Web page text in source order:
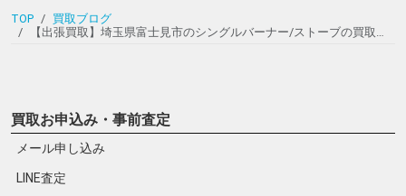
TOP
買取ブログ
【出張買取】埼玉県富士見市のシングルバーナー/ストーブの買取実績｜snow peakの「ギガパワーWGストーブ2001 リミテッドエディション（GS-010LE）」をお譲りいただきました！
買取お申込み・事前査定
メール申し込み
LINE査定